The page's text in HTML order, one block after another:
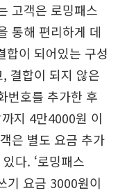
고객은 로밍패스
통해 편리하게 데
합이 되어있는 구성
결합이 되지 않은
번호를 추가한 후
지 4만4000원 이
은 별도 요금 추가
다. ‘로밍패스
기 요금 3000원이